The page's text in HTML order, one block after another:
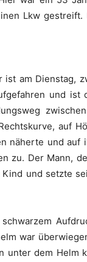
Lkw gestreift.
am Dienstag,
und ist
auf
näherte und auf
zu. Der Mann,
und setzte
war
unter dem Helm